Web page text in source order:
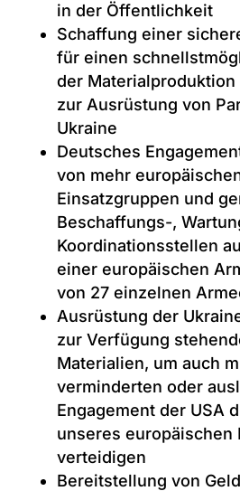
in der Öffentlichkeit
Schaffung einer
für einen
der Materialproduktion
zur Ausrüstung von
Ukraine
Deutsches
von mehr
Einsatzgruppen und
Beschaffungs-,
Koordinationsstellen
einer europäischen
von 27 einzelnen
Ausrüstung der
zur Verfügung
Materialien, um auch
verminderten oder
Engagement der USA
unseres europäischen
verteidigen
Bereitstellung von